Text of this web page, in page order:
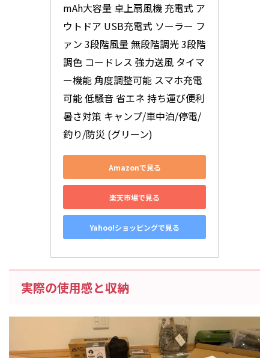
mAh大容量 卓上扇風機 充電式 ア
ウトドア USB充電式 ソーラー フ
ァン 3段階風量 無段階調光 3段階
調色 コードレス 強力送風 タイマ
ー機能 角度調整可能 スマホ充電
可能 低騒音 省エネ 持ち運び便利
暑さ対策 キャンプ/車中泊/停電/
釣り/防災 (グリーン)
Amazonで見る
楽天市場で見る
Yahoo!ショッピングで見る
実際の使用感と収納